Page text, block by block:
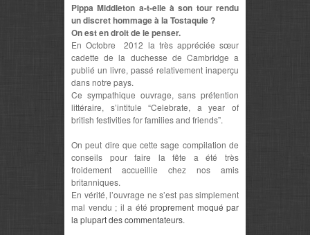
Pippa Middleton a-t-elle à son tour rendu
un discret hommage à la Tostaquie ?
On est en droit de le penser.
En Octobre 2012 la très appréciée sœur
cadette de la duchesse de Cambridge a
publié un livre, passé relativement inaperçu
dans notre pays.
Ce sympathique ouvrage, sans prétention
littéraire, s’intitule “Celebrate, a year of
british festivities for families and friends”.
On peut dire que cette sage compilation de
conseils pour faire la fête a été très
froidement accueillie chez nos amis
britanniques.
En vérité, l’ouvrage ne s’est pas simplement
mal vendu ; il a été proprement moqué par
la plupart des commentateurs.